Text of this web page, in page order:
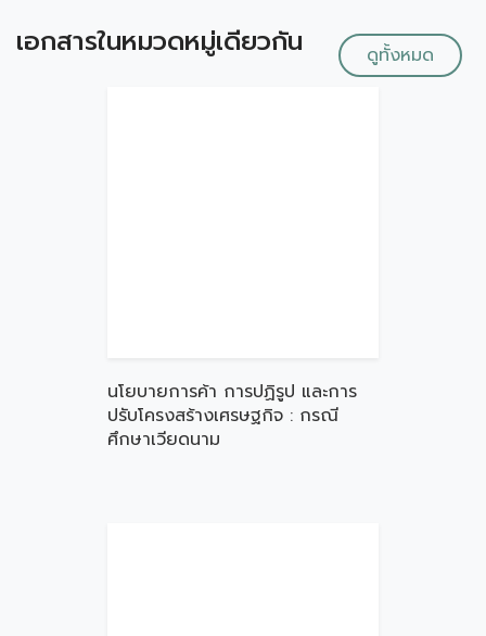
เอกสารในหมวดหมู่เดียวกัน ดูทั้งหมด
นโยบายการค้า การปฏิรูป และการ
ปรับโครงสร้างเศรษฐกิจ : กรณี
ศึกษาเวียดนาม